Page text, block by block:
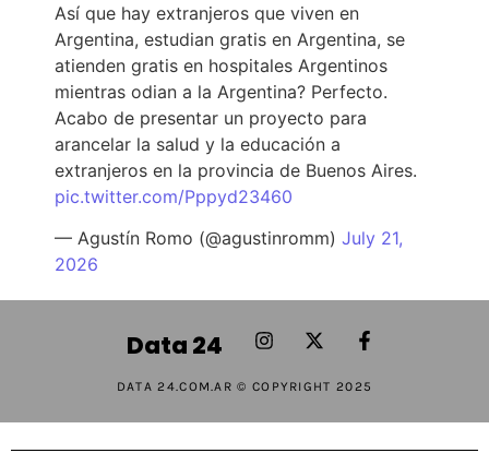
Así que hay extranjeros que viven en
Argentina, estudian gratis en Argentina, se
atienden gratis en hospitales Argentinos
mientras odian a la Argentina? Perfecto.
Acabo de presentar un proyecto para
arancelar la salud y la educación a
extranjeros en la provincia de Buenos Aires.
pic.twitter.com/Pppyd23460
— Agustín Romo (@agustinromm) July 21,
2026
Data 24
DATA 24.COM.AR © COPYRIGHT 2025